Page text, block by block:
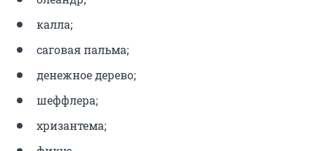
калла;
саговая пальма;
денежное дерево;
шеффлера;
хризантема;